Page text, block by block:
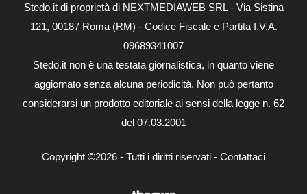
Stedo.it di proprietà di NEXTMEDIAWEB SRL - Via Sistina
121, 00187 Roma (RM) - Codice Fiscale e Partita I.V.A.
09689341007
Stedo.it non è una testata giornalistica, in quanto viene
aggiornato senza alcuna periodicità. Non può pertanto
considerarsi un prodotto editoriale ai sensi della legge n. 62
del 07.03.2001
Copyright ©2026 - Tutti i diritti riservati - Contattaci